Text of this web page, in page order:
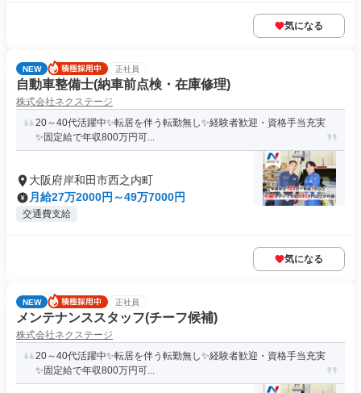
気になる
NEW 正社員
自動車整備士(納車前点検・在庫修理)
株式会社ネクステージ
20～40代活躍中✨転居を伴う転勤無し✨経験者歓迎・資格手当充実
✨固定給で年収800万円可...
大阪府岸和田市西之内町
月給27万2000円～49万7000円
交通費支給
気になる
NEW 正社員
メンテナンススタッフ(チーフ候補)
株式会社ネクステージ
20～40代活躍中✨転居を伴う転勤無し✨経験者歓迎・資格手当充実
✨固定給で年収800万円可...